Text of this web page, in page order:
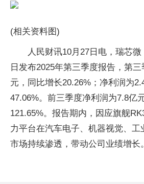
(相关资料图)
人民财讯10月27日电，瑞芯
日发布2025年第三季度报告，第
元，同比增长20.26%；净利润为
47.06%。前三季度净利润为7.8亿
121.65%。报告期内，因应旗舰
力平台在汽车电子、机器视觉、工
市场持续渗透，带动公司业绩增长。